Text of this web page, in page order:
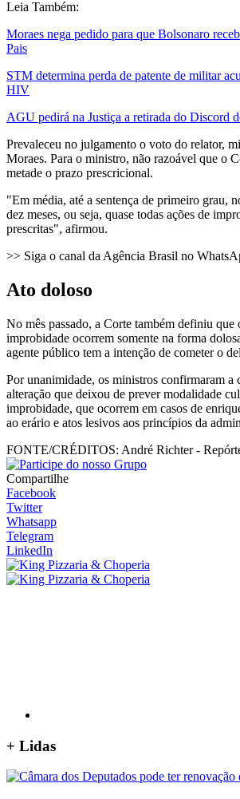
Leia Também:
Moraes nega pedido para que Bolsonaro
Pais
STM determina perda de patente de militar
HIV
AGU pedirá na Justiça a retirada do Discord
Prevaleceu no julgamento o voto do relator,
Moraes. Para o ministro, não razoável que o
metade o prazo prescricional.
"Em média, até a sentença de primeiro grau,
dez meses, ou seja, quase todas ações de
prescritas", afirmou.
>> Siga o canal da Agência Brasil no
Ato doloso
No mês passado, a Corte também definiu que
improbidade ocorrem somente na forma
agente público tem a intenção de cometer o
Por unanimidade, os ministros confirmaram a
alteração que deixou de prever modalidade
improbidade, que ocorrem em casos de
ao erário e atos lesivos aos princípios da
FONTE/CRÉDITOS: André Richter -
Compartilhe
Facebook
Twitter
Whatsapp
Telegram
LinkedIn
+ Lidas